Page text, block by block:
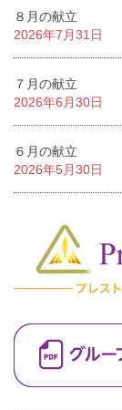
８月の献立
2026年7月31日
７月の献立
2026年6月30日
６月の献立
2026年5月30日